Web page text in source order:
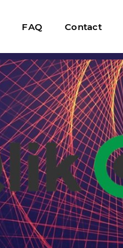
FAQ Contact